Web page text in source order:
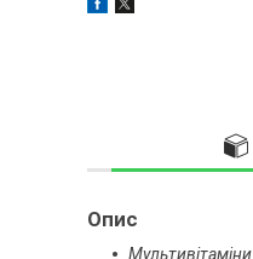
Опис
Мультивітаміни